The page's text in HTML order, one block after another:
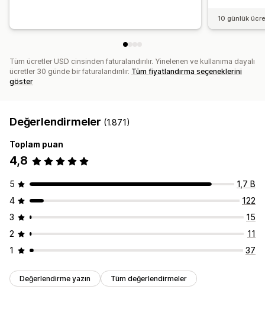
10 günlük
Tüm ücretler USD cinsinden faturalandırılır. Yinelenen ve kullanıma dayalı
ücretler 30 günde bir faturalandırılır. Tüm fiyatlandırma seçeneklerini
göster
Değerlendirmeler (1.871)
Toplam puan
4,8
5
1,7 B
4
122
3
15
2
11
1
37
Değerlendirme yazın Tüm değerlendirmeler